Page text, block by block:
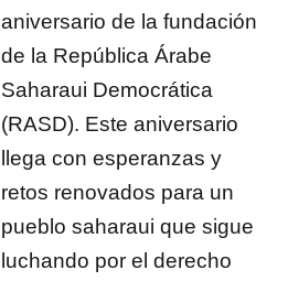
aniversario de la fundación
de la República Árabe
Saharaui Democrática
(RASD). Este aniversario
llega con esperanzas y
retos renovados para un
pueblo saharaui que sigue
luchando por el derecho